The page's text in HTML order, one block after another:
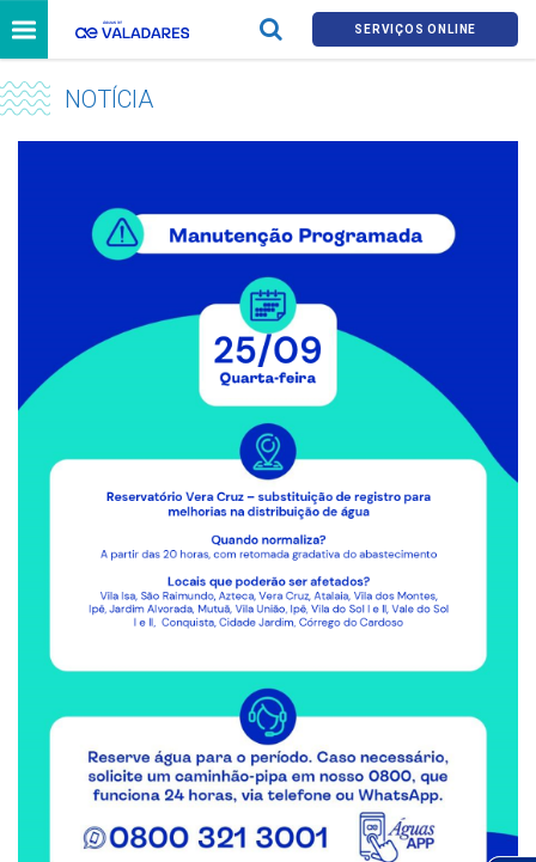
SERVIÇOS ONLINE
NOTÍCIA